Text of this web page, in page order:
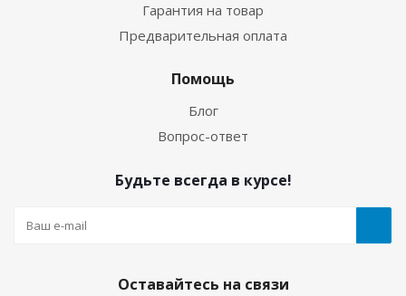
Гарантия на товар
Предварительная оплата
Помощь
Блог
Вопрос-ответ
Будьте всегда в курсе!
Оставайтесь на связи